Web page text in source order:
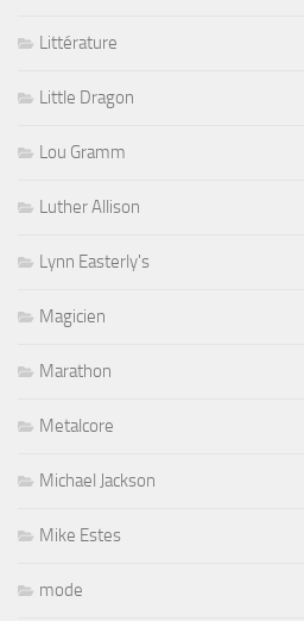
Littérature
Little Dragon
Lou Gramm
Luther Allison
Lynn Easterly's
Magicien
Marathon
Metalcore
Michael Jackson
Mike Estes
mode